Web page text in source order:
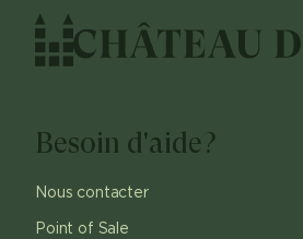
Besoin d'aide?
Nous contacter
Point of Sale